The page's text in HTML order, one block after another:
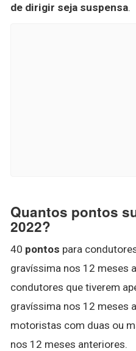
de dirigir seja suspensa.
Quantos pontos
2022?
40 pontos para
gravíssima nos 12 meses
condutores que tiverem
gravíssima nos 12 meses
motoristas com duas ou
nos 12 meses anteriores.